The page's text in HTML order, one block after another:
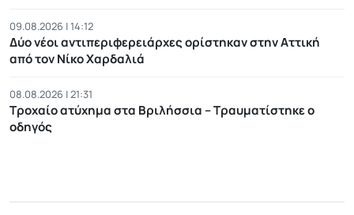
09.08.2026 | 14:12
Δύο νέοι αντιπεριφερειάρχες ορίστηκαν στην Αττική
από τον Νίκο Χαρδαλιά
08.08.2026 | 21:31
Τροχαίο ατύχημα στα Βριλήσσια – Τραυματίστηκε ο
οδηγός